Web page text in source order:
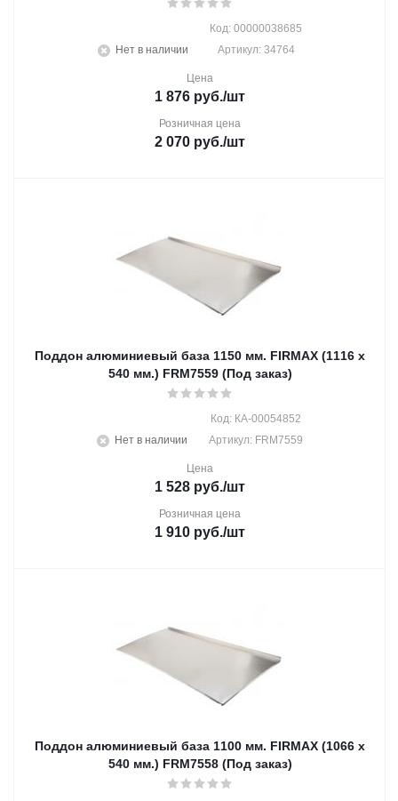
Нет в наличии
Код: 00000038685
Артикул: 34764
Цена
1 876 руб./шт
Розничная цена
2 070 руб./шт
Поддон алюминиевый база 1150 мм. FIRMAX (1116 х
540 мм.) FRM7559 (Под заказ)
Нет в наличии
Код: КА-00054852
Артикул: FRM7559
Цена
1 528 руб./шт
Розничная цена
1 910 руб./шт
Поддон алюминиевый база 1100 мм. FIRMAX (1066 х
540 мм.) FRM7558 (Под заказ)